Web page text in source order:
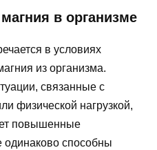
в организме
в условиях
из организма.
связанные с
физической нагрузкой,
повышенные
одинаково способны